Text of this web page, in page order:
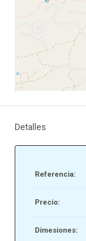
Detalles
Referencia:
Precio:
Dimesiones: